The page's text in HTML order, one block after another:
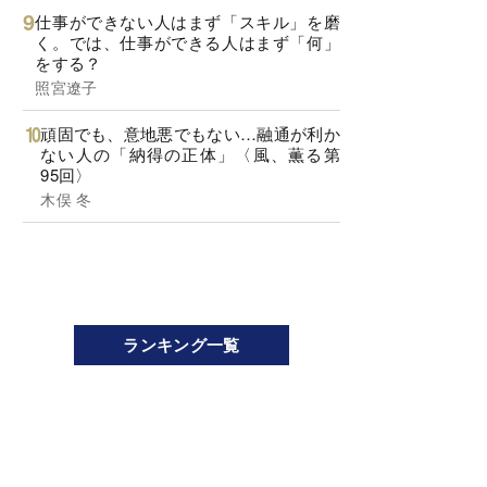
仕事ができない人はまず「スキル」を磨
く。では、仕事ができる人はまず「何」
をする？
照宮遼子
頑固でも、意地悪でもない…融通が利か
ない人の「納得の正体」〈風、薫る第
95回〉
木俣 冬
ランキング一覧